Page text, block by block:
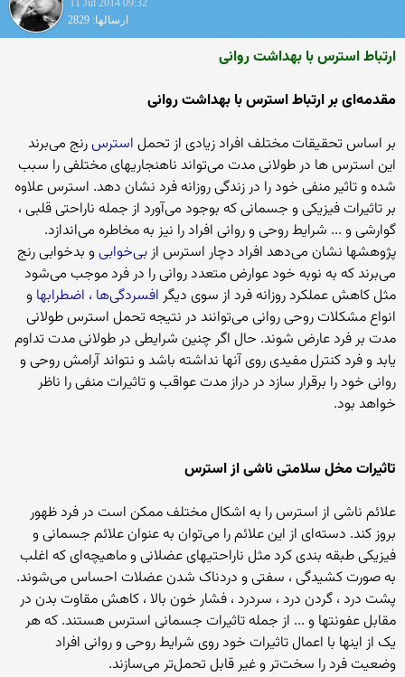
11 Jul 2014 09:32
ارسالها: 2829
ارتباط استرس با بهداشت روانی
مقدمه‌ای بر ارتباط استرس با بهداشت روانی
بر اساس تحقیقات مختلف افراد زیادی از تحمل استرسرنج می‌برند
این استرس ها در طولانی مدت می‌تواند ناهنجاریهای مختلفی را سبب
شده و تاثیر منفی خود را در زندگی روزانه فرد نشان دهد. استرس علاوه
بر تاثیرات فیزیکی و جسمانی که بوجود می‌آورد از جمله ناراحتی قلبی ،
گوارشی و ... شرایط روحی و روانی افراد را نیز به مخاطره می‌اندازد.
پژوهشها نشان می‌دهد افراد دچار استرس ازبی‌خوابیو بدخوابی رنج
می‌برند که به نوبه خود عوارض متعدد روانی را در فرد موجب می‌شود
مثل کاهش عملکرد روزانه فرد از سوی دیگر افسردگی‌ها ، اضطرابها و
انواع مشکلات روحی روانی می‌توانند در نتیجه تحمل استرس طولانی
مدت بر فرد عارض شوند. حال اگر چنین شرایطی در طولانی مدت تداوم
یابد و فرد کنترل مفیدی روی آنها نداشته باشد و نتواند آرامش روحی و
روانی خود را برقرار سازد در دراز مدت عواقب و تاثیرات منفی را ناظر
خواهد بود.
تاثیرات مخل سلامتی ناشی از استرس
علائم ناشی از استرس را به اشکال مختلف ممکن است در فرد ظهور
بروز کند. دسته‌ای از این علائم را می‌توان به عنوان علائم جسمانی و
فیزیکی طبقه بندی کرد مثل ناراحتیهای عضلانی و ماهیچه‌ای که اغلب
به صورت کشیدگی ، سفتی و دردناک شدن عضلات احساس می‌شوند.
پشت درد ، گردن درد ، سردرد ، فشار خون بالا ، کاهش مقاوت بدن در
مقابل عفونتها و ... از جمله تاثیرات جسمانی استرس هستند. که هر
یک از اینها با اعمال تاثیرات خود روی شرایط روحی و روانی افراد
وضعیت فرد را سخت‌تر و غیر قابل تحمل‌تر می‌سازند.